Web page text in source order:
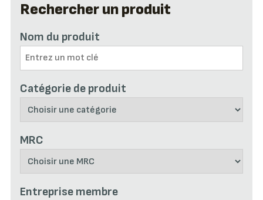
Rechercher un produit
Nom du produit
Catégorie de produit
MRC
Entreprise membre